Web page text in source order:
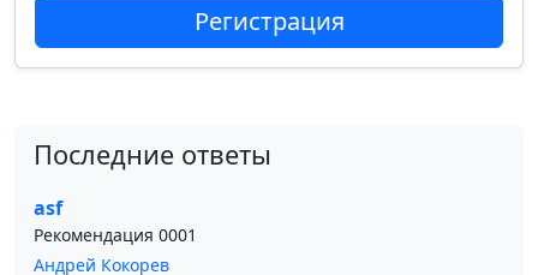
Регистрация
Последние ответы
asf
Рекомендация 0001
Андрей Кокорев